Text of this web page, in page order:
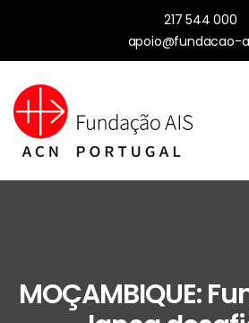
217 544 000
apoio@fundacao-
MOÇAMBIQUE: